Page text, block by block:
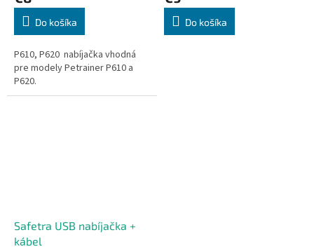
Do košíka
P610, P620 nabíjačka vhodná
pre modely Petrainer P610 a
P620.
Do košíka
Safetra USB nabíjačka +
kábel